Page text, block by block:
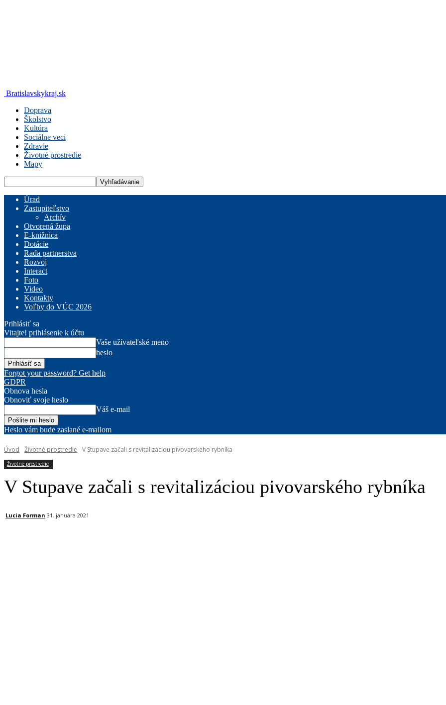
Bratislavskykraj.sk
Doprava
Školstvo
Kultúra
Sociálne veci
Zdravie
Životné prostredie
Mapy
Úrad
Zastupiteľstvo
Archív
Otvorená župa
E-knižnica
Dotácie
Rada partnerstva
Rozvoj
Interact
Foto
Video
Kontakty
Voľby do VÚC 2026
Prihlásiť sa
Vitajte! prihlásenie k účtu
Vaše užívateľské meno
heslo
Forgot your password? Get help
GDPR
Obnova hesla
Obnoviť svoje heslo
Váš e-mail
Heslo vám bude zaslané e-mailom
Úvod Životné prostredie V Stupave začali s revitalizáciou pivovarského rybníka
Životné prostredie
V Stupave začali s revitalizáciou pivovarského rybníka
Lucia Forman 31. januára 2021